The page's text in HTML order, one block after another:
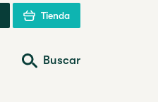
Tienda
Buscar